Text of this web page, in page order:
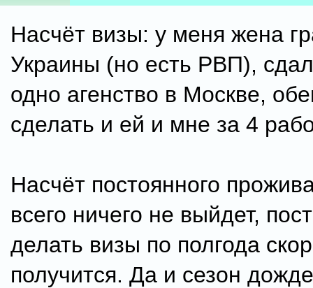
Насчёт визы: у меня жена
Украины (но есть РВП),
одно агенство в Москве,
сделать и ей и мне за 4
Насчёт постоянного
всего ничего не выйдет,
делать визы по полгода
получится. Да и сезон